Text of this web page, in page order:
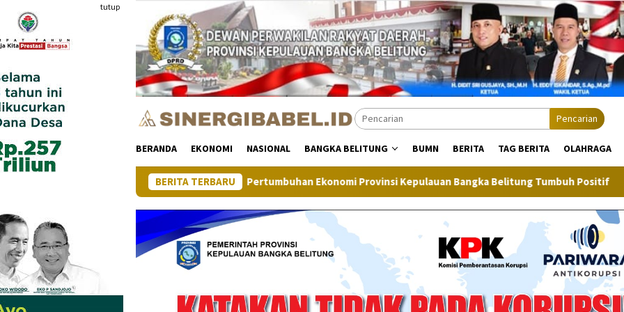
konten
tutup
Pencarian
BERANDA EKONOMI NASIONAL BANGKA BELITUNG BUMN BERITA TAG BERITA OLAHRAGA
BERITA TERBARU
Pertumbuhan Ekonomi Provinsi Kepulauan Bangka Belitung Tumbuh Positif Inflasi Bangka